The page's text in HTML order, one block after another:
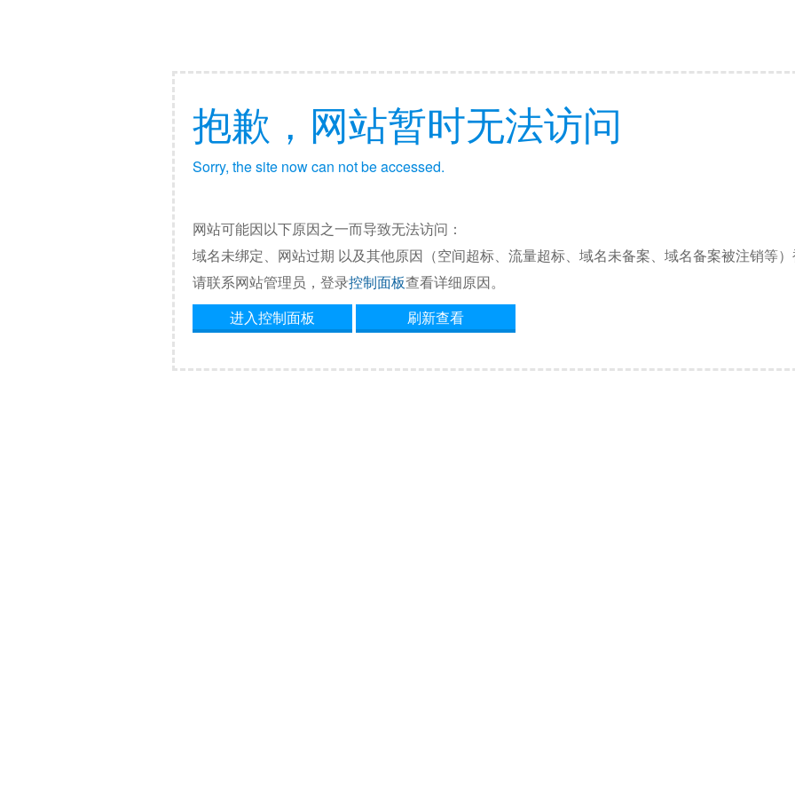
抱歉，网站暂时无法访问
Sorry, the site now can not be accessed.
网站可能因以下原因之一而导致无法访问：
域名未绑定、网站过期 以及其他原因（空间超标、流量超标、域名未备案、域名备案被注销等）
请联系网站管理员，登录控制面板查看详细原因。
进入控制面板
刷新查看